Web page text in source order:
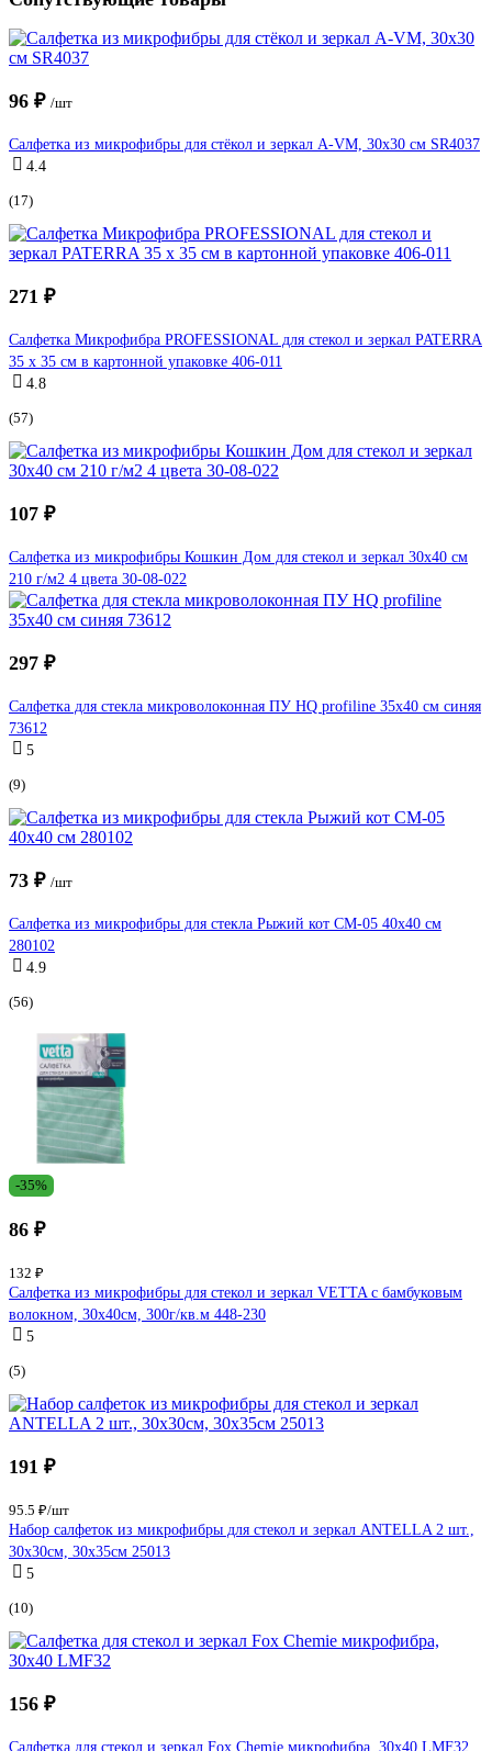
96 ₽ /шт
Салфетка из микрофибры для стёкол и зеркал A-VM, 30х30 см SR4037
4.4
(17)
271 ₽
Салфетка Микрофибра PROFESSIONAL для стекол и зеркал PATERRA
35 х 35 см в картонной упаковке 406-011
4.8
(57)
107 ₽
Салфетка из микрофибры Кошкин Дом для стекол и зеркал 30x40 см
210 г/м2 4 цвета 30-08-022
297 ₽
Салфетка для стекла микроволоконная ПУ HQ profiline 35х40 см синяя
73612
5
(9)
73 ₽ /шт
Салфетка из микрофибры для стекла Рыжий кот CM-05 40х40 см
280102
4.9
(56)
-35%
86 ₽
132 ₽
Салфетка из микрофибры для стекол и зеркал VETTA с бамбуковым
волокном, 30x40см, 300г/кв.м 448-230
5
(5)
191 ₽
95.5 ₽/шт
Набор салфеток из микрофибры для стекол и зеркал ANTELLA 2 шт.,
30х30см, 30х35см 25013
5
(10)
156 ₽
Салфетка для стекол и зеркал Fox Chemie микрофибра, 30x40 LMF32